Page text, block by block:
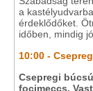
a
érdeklődőket.
időben, mindig
10:00 - Csepreg
Csepregi
focimeccs,